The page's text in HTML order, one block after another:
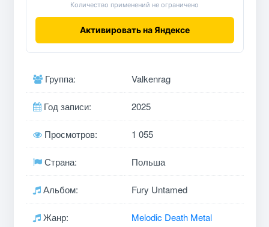
Количество применений не ограничено
Активировать на Яндексе
Группа: Valkenrag
Год записи: 2025
Просмотров: 1 055
Страна: Польша
Альбом: Fury Untamed
Жанр: Melodic Death Metal